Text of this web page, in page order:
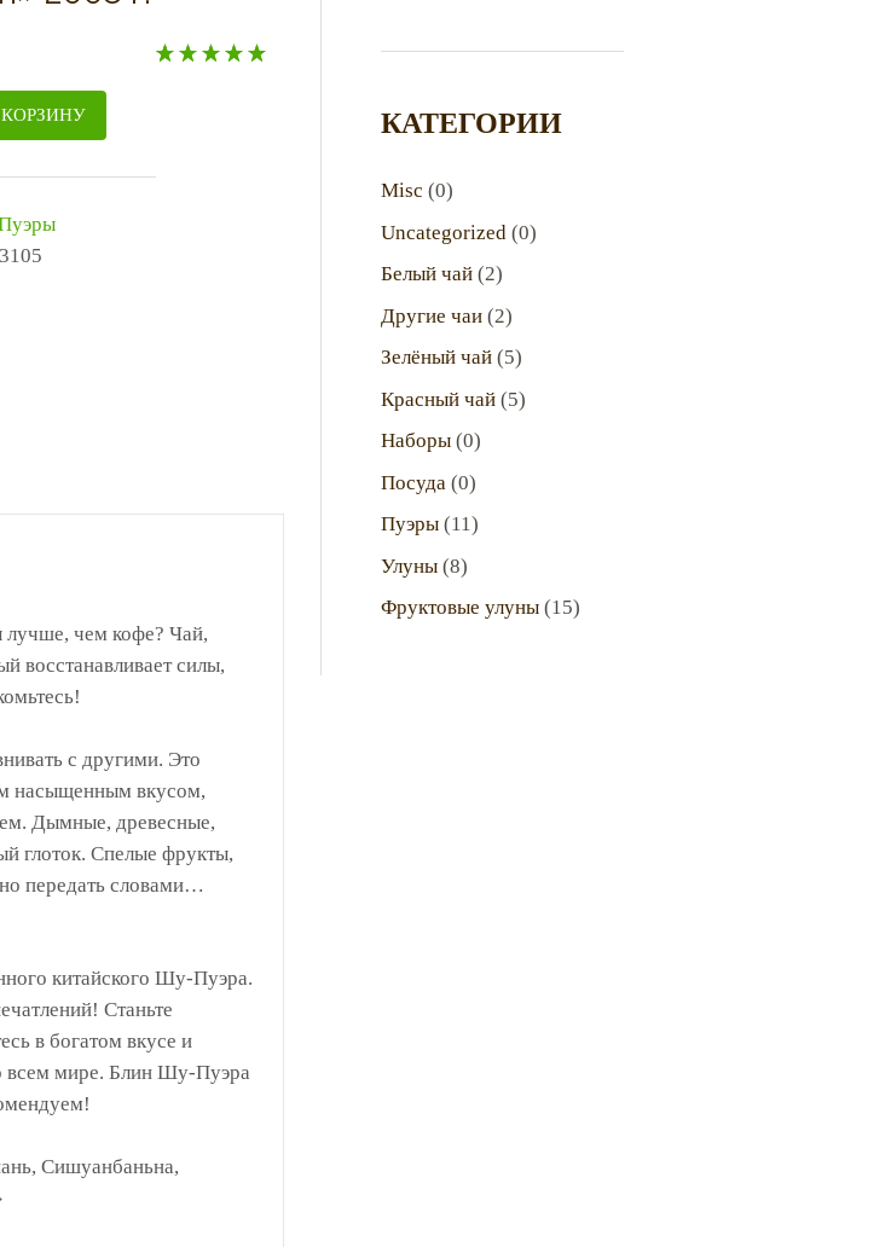
3105
лучше, чем кофе? Чай,
восстанавливает силы,
с другими. Это
насыщенным вкусом,
Дымные, древесные,
глоток. Спелые фрукты,
передать словами…
китайского Шу-Пуэра.
Станьте
в богатом вкусе и
всем мире. Блин Шу-Пуэра
Сишуанбаньна,
КАТЕГОРИИ
Misc (0)
Uncategorized (0)
Белый чай (2)
Другие чаи (2)
Зелёный чай (5)
Красный чай (5)
Наборы (0)
Посуда (0)
Пуэры (11)
Улуны (8)
Фруктовые улуны (15)